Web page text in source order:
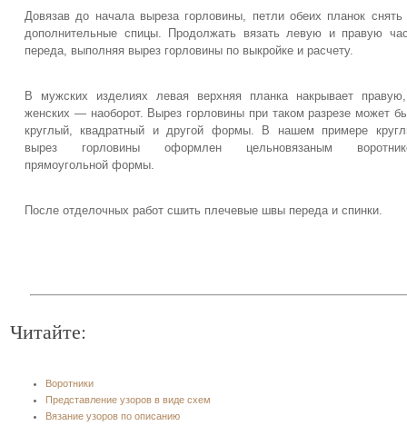
Довязав до начала выреза горловины, петли обеих планок снять
дополнительные спицы. Продолжать вязать левую и правую
переда, выполняя вырез горловины по выкройке и расчету.
В мужских изделиях левая верхняя планка накрывает
женских — наоборот. Вырез горловины при таком разрезе может
круглый, квадратный и другой формы. В нашем примере
вырез горловины оформлен цельновязаным
прямоугольной формы.
После отделочных работ сшить плечевые швы переда и спинки.
Читайте:
Воротники
Представление узоров в виде схем
Вязание узоров по описанию